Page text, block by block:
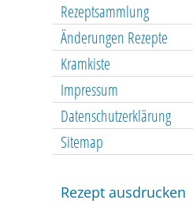
Rezeptsammlung
Änderungen Rezepte
Kramkiste
Impressum
Datenschutzerklärung
Sitemap
Rezept ausdrucken